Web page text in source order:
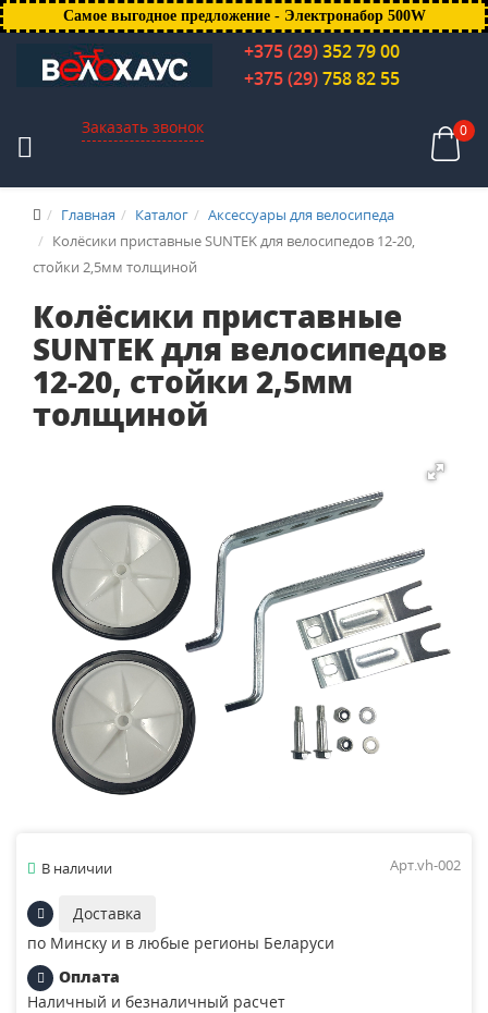
Самое выгодное предложение - Электронабор 500W
+375 (29)352 79 00
+375 (29)758 82 55
Заказать звонок 0
Главная Каталог
Аксессуары для велосипеда
Колёсики приставные SUNTEK для велосипедов 12-20,
стойки 2,5мм толщиной
Колёсики приставные
SUNTEK для велосипедов
12-20, стойки 2,5мм
толщиной
В наличии Арт.vh-002
Доставка
по Минску и в любые регионы Беларуси
Оплата
Наличный и безналичный расчет